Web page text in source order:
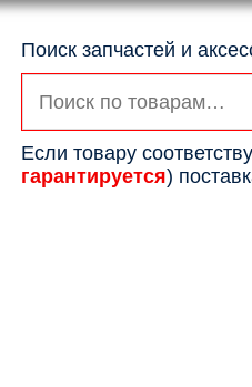
Поиск запчастей и
Если товару
гарантируется)